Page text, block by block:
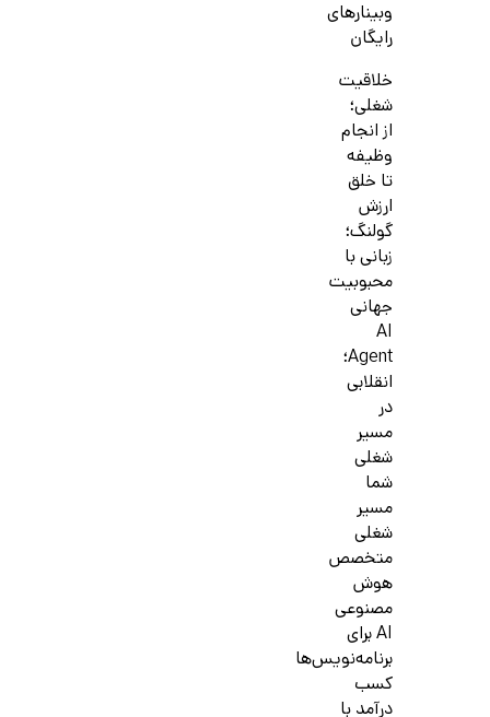
وبینارهای
رایگان
خلاقیت
شغلی؛
از انجام
وظیفه
تا خلق
ارزش
گولنگ؛
زبانی با
محبوبیت
جهانی
AI
Agent؛
انقلابی
در
مسیر
شغلی
شما
مسیر
شغلی
متخصص
هوش
مصنوعی
AI برای
برنامه‌نویس‌ها
کسب
درآمد با